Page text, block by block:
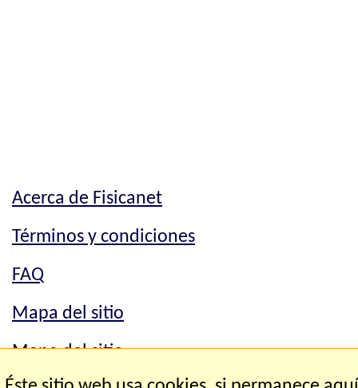
Acerca de Fisicanet
Términos y condiciones
FAQ
Mapa del sitio
Mapa del sitio